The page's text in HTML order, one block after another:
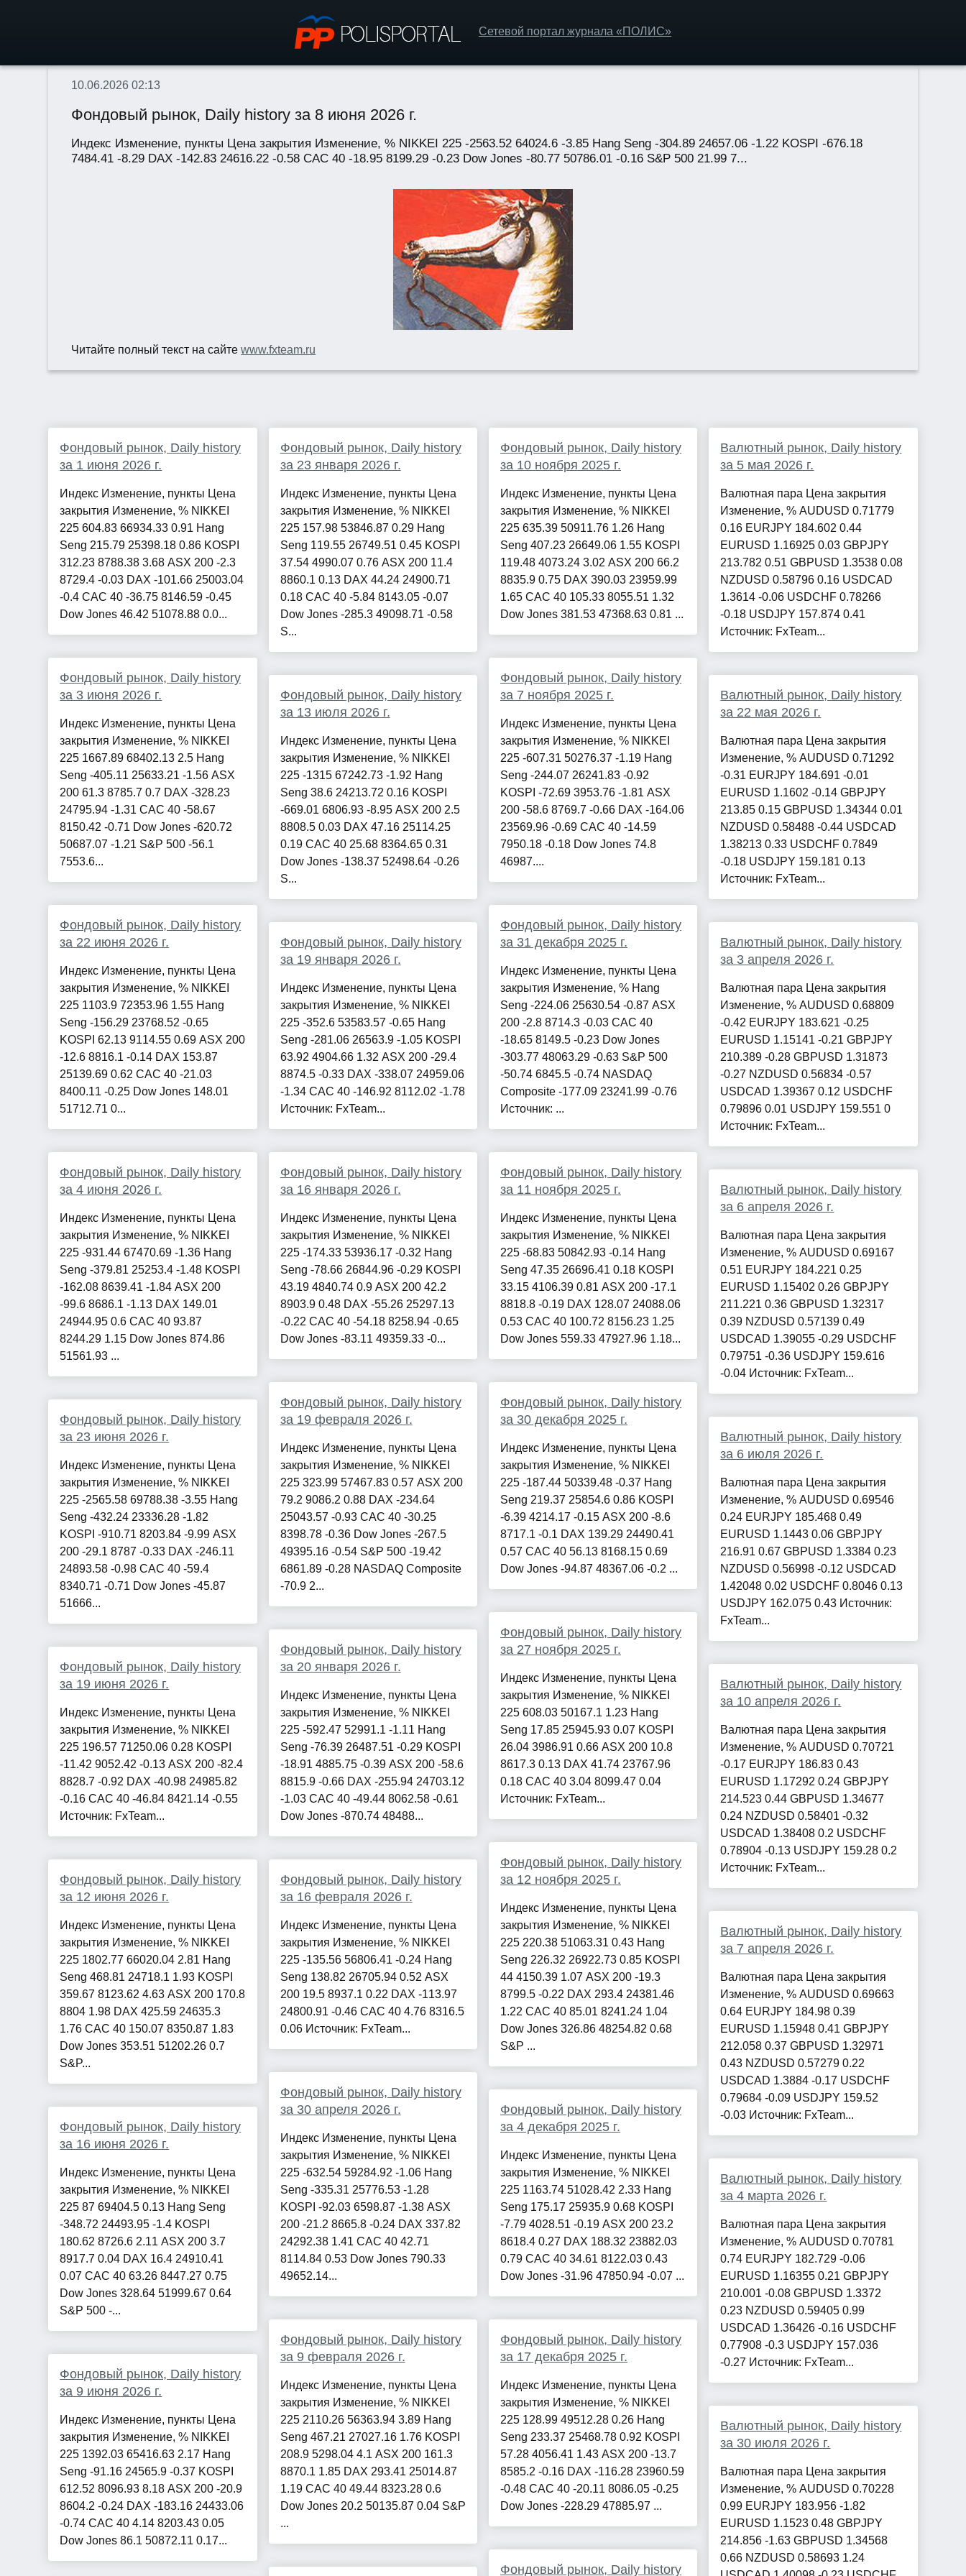
Сетевой портал журнала «ПОЛИС»
10.06.2026 02:13
Фондовый рынок, Daily history за 8 июня 2026 г.
Индекс Изменение, пункты Цена закрытия Изменение, % NIKKEI 225 -2563.52 64024.6 -3.85 Hang Seng -304.89 24657.06 -1.22 KOSPI -676.18
7484.41 -8.29 DAX -142.83 24616.22 -0.58 CAC 40 -18.95 8199.29 -0.23 Dow Jones -80.77 50786.01 -0.16 S&P 500 21.99 7...
Читайте полный текст на сайтеwww.fxteam.ru
Фондовый рынок, Daily history
за 1 июня 2026 г.
Индекс Изменение, пункты Цена
закрытия Изменение, % NIKKEI
225 604.83 66934.33 0.91 Hang
Seng 215.79 25398.18 0.86 KOSPI
312.23 8788.38 3.68 ASX 200 -2.3
8729.4 -0.03 DAX -101.66 25003.04
-0.4 CAC 40 -36.75 8146.59 -0.45
Dow Jones 46.42 51078.88 0.0...
Фондовый рынок, Daily history
за 3 июня 2026 г.
Индекс Изменение, пункты Цена
закрытия Изменение, % NIKKEI
225 1667.89 68402.13 2.5 Hang
Seng -405.11 25633.21 -1.56 ASX
200 61.3 8785.7 0.7 DAX -328.23
24795.94 -1.31 CAC 40 -58.67
8150.42 -0.71 Dow Jones -620.72
50687.07 -1.21 S&P 500 -56.1
7553.6...
Фондовый рынок, Daily history
за 22 июня 2026 г.
Индекс Изменение, пункты Цена
закрытия Изменение, % NIKKEI
225 1103.9 72353.96 1.55 Hang
Seng -156.29 23768.52 -0.65
KOSPI 62.13 9114.55 0.69 ASX 200
-12.6 8816.1 -0.14 DAX 153.87
25139.69 0.62 CAC 40 -21.03
8400.11 -0.25 Dow Jones 148.01
51712.71 0...
Фондовый рынок, Daily history
за 4 июня 2026 г.
Индекс Изменение, пункты Цена
закрытия Изменение, % NIKKEI
225 -931.44 67470.69 -1.36 Hang
Seng -379.81 25253.4 -1.48 KOSPI
-162.08 8639.41 -1.84 ASX 200
-99.6 8686.1 -1.13 DAX 149.01
24944.95 0.6 CAC 40 93.87
8244.29 1.15 Dow Jones 874.86
51561.93 ...
Фондовый рынок, Daily history
за 23 июня 2026 г.
Индекс Изменение, пункты Цена
закрытия Изменение, % NIKKEI
225 -2565.58 69788.38 -3.55 Hang
Seng -432.24 23336.28 -1.82
KOSPI -910.71 8203.84 -9.99 ASX
200 -29.1 8787 -0.33 DAX -246.11
24893.58 -0.98 CAC 40 -59.4
8340.71 -0.71 Dow Jones -45.87
51666...
Фондовый рынок, Daily history
за 19 июня 2026 г.
Индекс Изменение, пункты Цена
закрытия Изменение, % NIKKEI
225 196.57 71250.06 0.28 KOSPI
-11.42 9052.42 -0.13 ASX 200 -82.4
8828.7 -0.92 DAX -40.98 24985.82
-0.16 CAC 40 -46.84 8421.14 -0.55
Источник: FxTeam...
Фондовый рынок, Daily history
за 12 июня 2026 г.
Индекс Изменение, пункты Цена
закрытия Изменение, % NIKKEI
225 1802.77 66020.04 2.81 Hang
Seng 468.81 24718.1 1.93 KOSPI
359.67 8123.62 4.63 ASX 200 170.8
8804 1.98 DAX 425.59 24635.3
1.76 CAC 40 150.07 8350.87 1.83
Dow Jones 353.51 51202.26 0.7
S&P...
Фондовый рынок, Daily history
за 16 июня 2026 г.
Индекс Изменение, пункты Цена
закрытия Изменение, % NIKKEI
225 87 69404.5 0.13 Hang Seng
-348.72 24493.95 -1.4 KOSPI
180.62 8726.6 2.11 ASX 200 3.7
8917.7 0.04 DAX 16.4 24910.41
0.07 CAC 40 63.26 8447.27 0.75
Dow Jones 328.64 51999.67 0.64
S&P 500 -...
Фондовый рынок, Daily history
за 9 июня 2026 г.
Индекс Изменение, пункты Цена
закрытия Изменение, % NIKKEI
225 1392.03 65416.63 2.17 Hang
Seng -91.16 24565.9 -0.37 KOSPI
612.52 8096.93 8.18 ASX 200 -20.9
8604.2 -0.24 DAX -183.16 24433.06
-0.74 CAC 40 4.14 8203.43 0.05
Dow Jones 86.1 50872.11 0.17...
Фондовый рынок, Daily history
за 23 января 2026 г.
Индекс Изменение, пункты Цена
закрытия Изменение, % NIKKEI
225 157.98 53846.87 0.29 Hang
Seng 119.55 26749.51 0.45 KOSPI
37.54 4990.07 0.76 ASX 200 11.4
8860.1 0.13 DAX 44.24 24900.71
0.18 CAC 40 -5.84 8143.05 -0.07
Dow Jones -285.3 49098.71 -0.58
S...
Фондовый рынок, Daily history
за 13 июля 2026 г.
Индекс Изменение, пункты Цена
закрытия Изменение, % NIKKEI
225 -1315 67242.73 -1.92 Hang
Seng 38.6 24213.72 0.16 KOSPI
-669.01 6806.93 -8.95 ASX 200 2.5
8808.5 0.03 DAX 47.16 25114.25
0.19 CAC 40 25.68 8364.65 0.31
Dow Jones -138.37 52498.64 -0.26
S...
Фондовый рынок, Daily history
за 19 января 2026 г.
Индекс Изменение, пункты Цена
закрытия Изменение, % NIKKEI
225 -352.6 53583.57 -0.65 Hang
Seng -281.06 26563.9 -1.05 KOSPI
63.92 4904.66 1.32 ASX 200 -29.4
8874.5 -0.33 DAX -338.07 24959.06
-1.34 CAC 40 -146.92 8112.02 -1.78
Источник: FxTeam...
Фондовый рынок, Daily history
за 16 января 2026 г.
Индекс Изменение, пункты Цена
закрытия Изменение, % NIKKEI
225 -174.33 53936.17 -0.32 Hang
Seng -78.66 26844.96 -0.29 KOSPI
43.19 4840.74 0.9 ASX 200 42.2
8903.9 0.48 DAX -55.26 25297.13
-0.22 CAC 40 -54.18 8258.94 -0.65
Dow Jones -83.11 49359.33 -0...
Фондовый рынок, Daily history
за 19 февраля 2026 г.
Индекс Изменение, пункты Цена
закрытия Изменение, % NIKKEI
225 323.99 57467.83 0.57 ASX 200
79.2 9086.2 0.88 DAX -234.64
25043.57 -0.93 CAC 40 -30.25
8398.78 -0.36 Dow Jones -267.5
49395.16 -0.54 S&P 500 -19.42
6861.89 -0.28 NASDAQ Composite
-70.9 2...
Фондовый рынок, Daily history
за 20 января 2026 г.
Индекс Изменение, пункты Цена
закрытия Изменение, % NIKKEI
225 -592.47 52991.1 -1.11 Hang
Seng -76.39 26487.51 -0.29 KOSPI
-18.91 4885.75 -0.39 ASX 200 -58.6
8815.9 -0.66 DAX -255.94 24703.12
-1.03 CAC 40 -49.44 8062.58 -0.61
Dow Jones -870.74 48488...
Фондовый рынок, Daily history
за 16 февраля 2026 г.
Индекс Изменение, пункты Цена
закрытия Изменение, % NIKKEI
225 -135.56 56806.41 -0.24 Hang
Seng 138.82 26705.94 0.52 ASX
200 19.5 8937.1 0.22 DAX -113.97
24800.91 -0.46 CAC 40 4.76 8316.5
0.06 Источник: FxTeam...
Фондовый рынок, Daily history
за 30 апреля 2026 г.
Индекс Изменение, пункты Цена
закрытия Изменение, % NIKKEI
225 -632.54 59284.92 -1.06 Hang
Seng -335.31 25776.53 -1.28
KOSPI -92.03 6598.87 -1.38 ASX
200 -21.2 8665.8 -0.24 DAX 337.82
24292.38 1.41 CAC 40 42.71
8114.84 0.53 Dow Jones 790.33
49652.14...
Фондовый рынок, Daily history
за 9 февраля 2026 г.
Индекс Изменение, пункты Цена
закрытия Изменение, % NIKKEI
225 2110.26 56363.94 3.89 Hang
Seng 467.21 27027.16 1.76 KOSPI
208.9 5298.04 4.1 ASX 200 161.3
8870.1 1.85 DAX 293.41 25014.87
1.19 CAC 40 49.44 8323.28 0.6
Dow Jones 20.2 50135.87 0.04 S&P
...
Фондовый рынок, Daily history
за 10 ноября 2025 г.
Индекс Изменение, пункты Цена
закрытия Изменение, % NIKKEI
225 635.39 50911.76 1.26 Hang
Seng 407.23 26649.06 1.55 KOSPI
119.48 4073.24 3.02 ASX 200 66.2
8835.9 0.75 DAX 390.03 23959.99
1.65 CAC 40 105.33 8055.51 1.32
Dow Jones 381.53 47368.63 0.81 ...
Фондовый рынок, Daily history
за 7 ноября 2025 г.
Индекс Изменение, пункты Цена
закрытия Изменение, % NIKKEI
225 -607.31 50276.37 -1.19 Hang
Seng -244.07 26241.83 -0.92
KOSPI -72.69 3953.76 -1.81 ASX
200 -58.6 8769.7 -0.66 DAX -164.06
23569.96 -0.69 CAC 40 -14.59
7950.18 -0.18 Dow Jones 74.8
46987....
Фондовый рынок, Daily history
за 31 декабря 2025 г.
Индекс Изменение, пункты Цена
закрытия Изменение, % Hang
Seng -224.06 25630.54 -0.87 ASX
200 -2.8 8714.3 -0.03 CAC 40
-18.65 8149.5 -0.23 Dow Jones
-303.77 48063.29 -0.63 S&P 500
-50.74 6845.5 -0.74 NASDAQ
Composite -177.09 23241.99 -0.76
Источник: ...
Фондовый рынок, Daily history
за 11 ноября 2025 г.
Индекс Изменение, пункты Цена
закрытия Изменение, % NIKKEI
225 -68.83 50842.93 -0.14 Hang
Seng 47.35 26696.41 0.18 KOSPI
33.15 4106.39 0.81 ASX 200 -17.1
8818.8 -0.19 DAX 128.07 24088.06
0.53 CAC 40 100.72 8156.23 1.25
Dow Jones 559.33 47927.96 1.18...
Фондовый рынок, Daily history
за 30 декабря 2025 г.
Индекс Изменение, пункты Цена
закрытия Изменение, % NIKKEI
225 -187.44 50339.48 -0.37 Hang
Seng 219.37 25854.6 0.86 KOSPI
-6.39 4214.17 -0.15 ASX 200 -8.6
8717.1 -0.1 DAX 139.29 24490.41
0.57 CAC 40 56.13 8168.15 0.69
Dow Jones -94.87 48367.06 -0.2 ...
Фондовый рынок, Daily history
за 27 ноября 2025 г.
Индекс Изменение, пункты Цена
закрытия Изменение, % NIKKEI
225 608.03 50167.1 1.23 Hang
Seng 17.85 25945.93 0.07 KOSPI
26.04 3986.91 0.66 ASX 200 10.8
8617.3 0.13 DAX 41.74 23767.96
0.18 CAC 40 3.04 8099.47 0.04
Источник: FxTeam...
Фондовый рынок, Daily history
за 12 ноября 2025 г.
Индекс Изменение, пункты Цена
закрытия Изменение, % NIKKEI
225 220.38 51063.31 0.43 Hang
Seng 226.32 26922.73 0.85 KOSPI
44 4150.39 1.07 ASX 200 -19.3
8799.5 -0.22 DAX 293.4 24381.46
1.22 CAC 40 85.01 8241.24 1.04
Dow Jones 326.86 48254.82 0.68
S&P ...
Фондовый рынок, Daily history
за 4 декабря 2025 г.
Индекс Изменение, пункты Цена
закрытия Изменение, % NIKKEI
225 1163.74 51028.42 2.33 Hang
Seng 175.17 25935.9 0.68 KOSPI
-7.79 4028.51 -0.19 ASX 200 23.2
8618.4 0.27 DAX 188.32 23882.03
0.79 CAC 40 34.61 8122.03 0.43
Dow Jones -31.96 47850.94 -0.07 ...
Фондовый рынок, Daily history
за 17 декабря 2025 г.
Индекс Изменение, пункты Цена
закрытия Изменение, % NIKKEI
225 128.99 49512.28 0.26 Hang
Seng 233.37 25468.78 0.92 KOSPI
57.28 4056.41 1.43 ASX 200 -13.7
8585.2 -0.16 DAX -116.28 23960.59
-0.48 CAC 40 -20.11 8086.05 -0.25
Dow Jones -228.29 47885.97 ...
Фондовый рынок, Daily history
Валютный рынок, Daily history
за 5 мая 2026 г.
Валютная пара Цена закрытия
Изменение, % AUDUSD 0.71779
0.16 EURJPY 184.602 0.44
EURUSD 1.16925 0.03 GBPJPY
213.782 0.51 GBPUSD 1.3538 0.08
NZDUSD 0.58796 0.16 USDCAD
1.3614 -0.06 USDCHF 0.78266
-0.18 USDJPY 157.874 0.41
Источник: FxTeam...
Валютный рынок, Daily history
за 22 мая 2026 г.
Валютная пара Цена закрытия
Изменение, % AUDUSD 0.71292
-0.31 EURJPY 184.691 -0.01
EURUSD 1.1602 -0.14 GBPJPY
213.85 0.15 GBPUSD 1.34344 0.01
NZDUSD 0.58488 -0.44 USDCAD
1.38213 0.33 USDCHF 0.7849
-0.18 USDJPY 159.181 0.13
Источник: FxTeam...
Валютный рынок, Daily history
за 3 апреля 2026 г.
Валютная пара Цена закрытия
Изменение, % AUDUSD 0.68809
-0.42 EURJPY 183.621 -0.25
EURUSD 1.15141 -0.21 GBPJPY
210.389 -0.28 GBPUSD 1.31873
-0.27 NZDUSD 0.56834 -0.57
USDCAD 1.39367 0.12 USDCHF
0.79896 0.01 USDJPY 159.551 0
Источник: FxTeam...
Валютный рынок, Daily history
за 6 апреля 2026 г.
Валютная пара Цена закрытия
Изменение, % AUDUSD 0.69167
0.51 EURJPY 184.221 0.25
EURUSD 1.15402 0.26 GBPJPY
211.221 0.36 GBPUSD 1.32317
0.39 NZDUSD 0.57139 0.49
USDCAD 1.39055 -0.29 USDCHF
0.79751 -0.36 USDJPY 159.616
-0.04 Источник: FxTeam...
Валютный рынок, Daily history
за 6 июля 2026 г.
Валютная пара Цена закрытия
Изменение, % AUDUSD 0.69546
0.24 EURJPY 185.468 0.49
EURUSD 1.1443 0.06 GBPJPY
216.91 0.67 GBPUSD 1.3384 0.23
NZDUSD 0.56998 -0.12 USDCAD
1.42048 0.02 USDCHF 0.8046 0.13
USDJPY 162.075 0.43 Источник:
FxTeam...
Валютный рынок, Daily history
за 10 апреля 2026 г.
Валютная пара Цена закрытия
Изменение, % AUDUSD 0.70721
-0.17 EURJPY 186.83 0.43
EURUSD 1.17292 0.24 GBPJPY
214.523 0.44 GBPUSD 1.34677
0.24 NZDUSD 0.58401 -0.32
USDCAD 1.38408 0.2 USDCHF
0.78904 -0.13 USDJPY 159.28 0.2
Источник: FxTeam...
Валютный рынок, Daily history
за 7 апреля 2026 г.
Валютная пара Цена закрытия
Изменение, % AUDUSD 0.69663
0.64 EURJPY 184.98 0.39
EURUSD 1.15948 0.41 GBPJPY
212.058 0.37 GBPUSD 1.32971
0.43 NZDUSD 0.57279 0.22
USDCAD 1.3884 -0.17 USDCHF
0.79684 -0.09 USDJPY 159.52
-0.03 Источник: FxTeam...
Валютный рынок, Daily history
за 4 марта 2026 г.
Валютная пара Цена закрытия
Изменение, % AUDUSD 0.70781
0.74 EURJPY 182.729 -0.06
EURUSD 1.16355 0.21 GBPJPY
210.001 -0.08 GBPUSD 1.3372
0.23 NZDUSD 0.59405 0.99
USDCAD 1.36426 -0.16 USDCHF
0.77908 -0.3 USDJPY 157.036
-0.27 Источник: FxTeam...
Валютный рынок, Daily history
за 30 июля 2026 г.
Валютная пара Цена закрытия
Изменение, % AUDUSD 0.70228
0.99 EURJPY 183.956 -1.82
EURUSD 1.1523 0.48 GBPJPY
214.856 -1.63 GBPUSD 1.34568
0.66 NZDUSD 0.58693 1.24